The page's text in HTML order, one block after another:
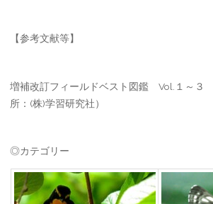
【参考文献等】
増補改訂フィールドベスト図鑑 Vol.１～３
所：(株)学習研究社）
◎カテゴリー